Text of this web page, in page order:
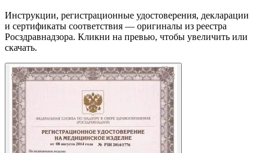
Инструкции, регистрационные удостоверения, декларации
и сертификаты соответствия — оригиналы из реестра
Росздравнадзора. Кликни на превью, чтобы увеличить или
скачать.